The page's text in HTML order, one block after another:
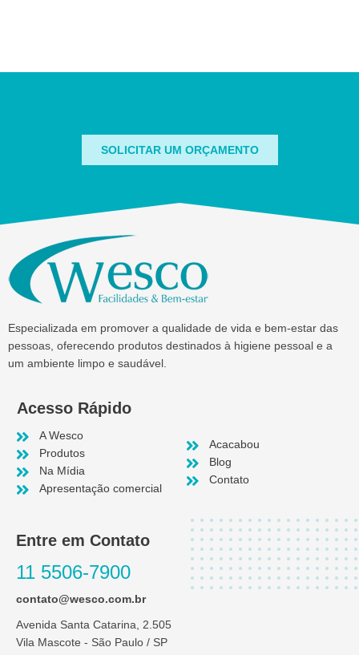
SOLICITAR UM ORÇAMENTO
Especializada em promover a qualidade de vida e bem-estar das
pessoas, oferecendo produtos destinados à higiene pessoal e a
um ambiente limpo e saudável.
Acesso Rápido
A Wesco
Produtos
Na Mídia
Apresentação comercial
Acacabou
Blog
Contato
Entre em Contato
11 5506-7900
contato@wesco.com.br
Avenida Santa Catarina, 2.505
Vila Mascote - São Paulo / SP